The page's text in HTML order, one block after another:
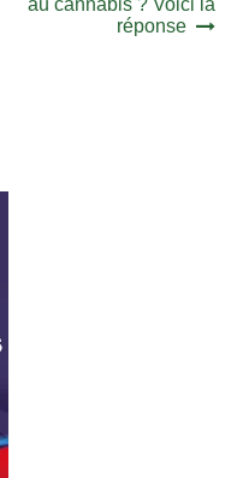
au cannabis ? Voici la
réponse